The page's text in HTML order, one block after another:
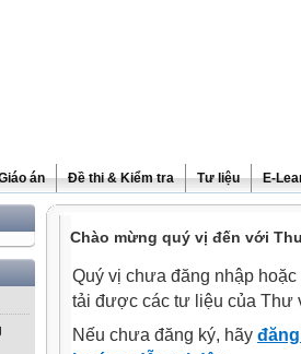
án Đề thi & Kiểm tra Tư liệu E-
Chào mừng quý vị đến với
Quý vị chưa đăng nhập
tải được các tư liệu của Thư
Nếu chưa đăng ký, hãy